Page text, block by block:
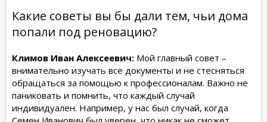
Какие советы вы бы дали тем, чьи дома
попали под реновацию?
Климов Иван Алексеевич: Мой главный совет –
внимательно изучать все документы и не стесняться
обращаться за помощью к профессионалам. Важно не
паниковать и помнить, что каждый случай
индивидуален. Например, у нас был случай, когда